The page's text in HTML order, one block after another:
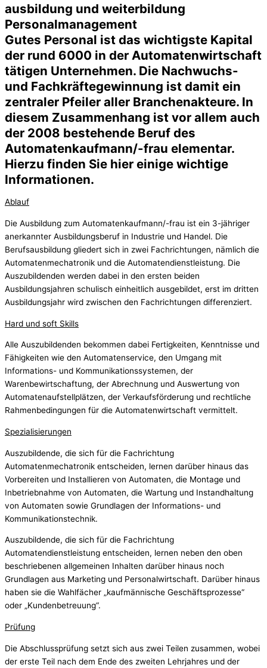
ausbildung und weiterbildung
Personalmanagement
Gutes Personal ist das wichtigste Kapital
der rund 6000 in der Automatenwirtschaft
tätigen Unternehmen. Die Nachwuchs-
und Fachkräftegewinnung ist damit ein
zentraler Pfeiler aller Branchenakteure. In
diesem Zusammenhang ist vor allem auch
der 2008 bestehende Beruf des
Automatenkaufmann/-frau elementar.
Hierzu finden Sie hier einige wichtige
Informationen.
Ablauf
Die Ausbildung zum Automatenkaufmann/-frau ist ein 3-jähriger
anerkannter Ausbildungsberuf in Industrie und Handel. Die
Berufsausbildung gliedert sich in zwei Fachrichtungen, nämlich die
Automatenmechatronik und die Automatendienstleistung. Die
Auszubildenden werden dabei in den ersten beiden
Ausbildungsjahren schulisch einheitlich ausgebildet, erst im dritten
Ausbildungsjahr wird zwischen den Fachrichtungen differenziert.
Hard und soft Skills
Alle Auszubildenden bekommen dabei Fertigkeiten, Kenntnisse und
Fähigkeiten wie den Automatenservice, den Umgang mit
Informations- und Kommunikationssystemen, der
Warenbewirtschaftung, der Abrechnung und Auswertung von
Automatenaufstellplätzen, der Verkaufsförderung und rechtliche
Rahmenbedingungen für die Automatenwirtschaft vermittelt.
Spezialisierungen
Auszubildende, die sich für die Fachrichtung
Automatenmechatronik entscheiden, lernen darüber hinaus das
Vorbereiten und Installieren von Automaten, die Montage und
Inbetriebnahme von Automaten, die Wartung und Instandhaltung
von Automaten sowie Grundlagen der Informations- und
Kommunikationstechnik.
Auszubildende, die sich für die Fachrichtung
Automatendienstleistung entscheiden, lernen neben den oben
beschriebenen allgemeinen Inhalten darüber hinaus noch
Grundlagen aus Marketing und Personalwirtschaft. Darüber hinaus
haben sie die Wahlfächer „kaufmännische Geschäftsprozesse“
oder „Kundenbetreuung“.
Prüfung
Die Abschlussprüfung setzt sich aus zwei Teilen zusammen, wobei
der erste Teil nach dem Ende des zweiten Lehrjahres und der